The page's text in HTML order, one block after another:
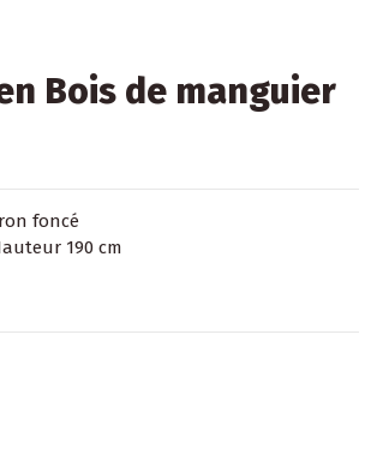
Bois de manguier
foncé
190 cm